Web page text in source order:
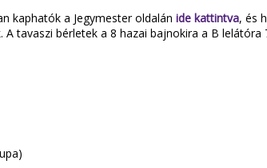
kaphatók a Jegymester oldalán ide kattintva, és
tavaszi bérletek a 8 hazai bajnokira a B